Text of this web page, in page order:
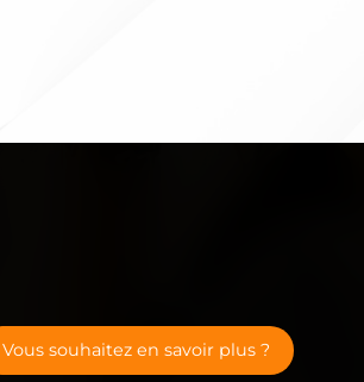
Vous souhaitez en savoir plus ?